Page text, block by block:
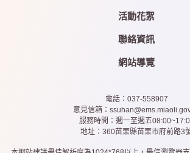
活動花絮
聯絡資訊
網站導覽
電話：037-558907
意見信箱：
服務時間：週一至週五
地址：360苗栗縣苗栗市府前路3